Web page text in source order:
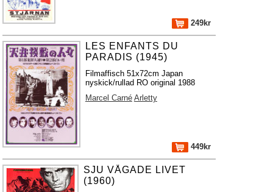
249kr
LES ENFANTS DU
PARADIS (1945)
Filmaffisch 51x72cm Japan
nyskick/rullad RO original 1988
Marcel Carné Arletty
449kr
SJU VÅGADE LIVET
(1960)